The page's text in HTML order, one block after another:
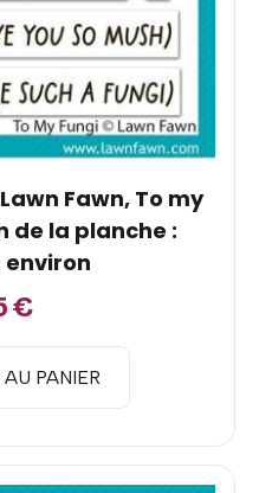
Fawn, To my
de la planche :
environ
€
PANIER